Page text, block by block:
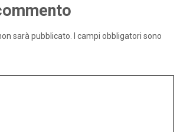
sarà pubblicato.
I campi obbligatori sono